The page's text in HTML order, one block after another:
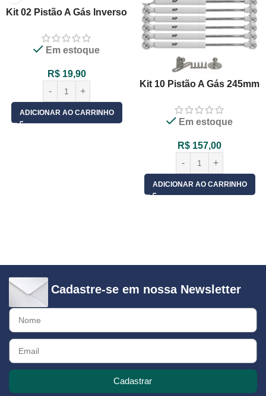
Kit 02 Pistão A Gás Inverso
Armário
Em estoque
R$19,90
ADICIONAR AO CARRINHO
Kit 10 Pistão A Gás 245mm
Armário Basculante
Em estoque
R$ 157,00
ADICIONAR AO CARRINHO
Cadastre-se em nossa Newsletter
Cadastrar